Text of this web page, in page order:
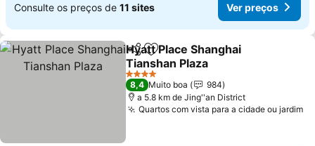
Consulte os preços de 11 sites Ver preços
PartilharAdicionar aos favoritos
Hyatt Place Shanghai
Tianshan Plaza
Ver preços
4 Estrelas
8,4 Muito boa
984
a 5.8 km de Jing''an District
Quartos com vista para a cidade ou jardim